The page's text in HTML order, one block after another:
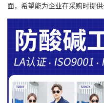
面，希望能为企业在采购时提供